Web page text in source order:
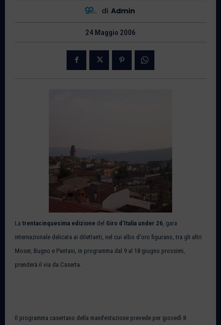
di Admin
24 Maggio 2006
La trentacinquesima edizione del Giro d'Italia under 26 , gara
internazionale delicata ai dilettanti, nel cui albo d'oro figurano, tra gli altri
Moser, Bugno e Pantani, in programma dal 9 al 18 giugno prossimi,
prenderà il via da Caserta.
Il programma casertano della manifestazione prevede per giovedì 8